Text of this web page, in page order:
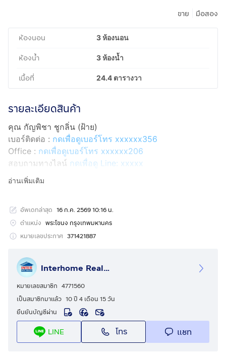
ขาย มือสอง
ห้องนอน 3 ห้องนอน
ห้องน้ำ 3 ห้องน้ำ
เนื้อที่ 24.4 ตารางวา
รายละเอียดสินค้า
คุณ กัญพิชา ชูกลิ่น (ฝ้าย)
เบอร์ติดต่อ : กดเพื่อดูเบอร์โทร xxxxxx356
Office : กดเพื่อดูเบอร์โทร xxxxxx206
สอบถามทางไลน์ กดเพื่อดู Line: xxxxx
Line ID: @interhome
ขนาด 24.4 ตร.ว.
ที่ตั้ง : ทาวน์เฮ้าส์ ซอยวชิรธรรมสาธิต42 ถ.สุขุมวิท เขต
รายละเอียด
ใกล้ True Digital Park เซ็นทรัล บิ๊กซี เอสบี ดีไซน์สแควร์
บางนา พาราไดซ์ พาร์ค
ขายทาวน์เฮ้าส์ 3 ชั้น ซอยวชิรธรรมสาธิต42 ถนน
สุขุมวิท101/1 ถนนบางจาก ถนนวชิรธรรมสาธิต แขวง
บางจาก เขตพระโขนง กรุงเทพมหานคร
อ่านเพิ่มเติม
อัพเดทล่าสุด 16 ก.ค. 2569 10:16 น.
ตำแหน่ง พระโขนง กรุงเทพมหานคร
หมายเลขประกาศ 371421887
Interhome Realty Estate
หมายเลขสมาชิก 4771560
เป็นสมาชิกมาแล้ว 10 ปี 4 เดือน 15 วัน
ยืนยันบัญชีผ่าน
LINE โทร แชท